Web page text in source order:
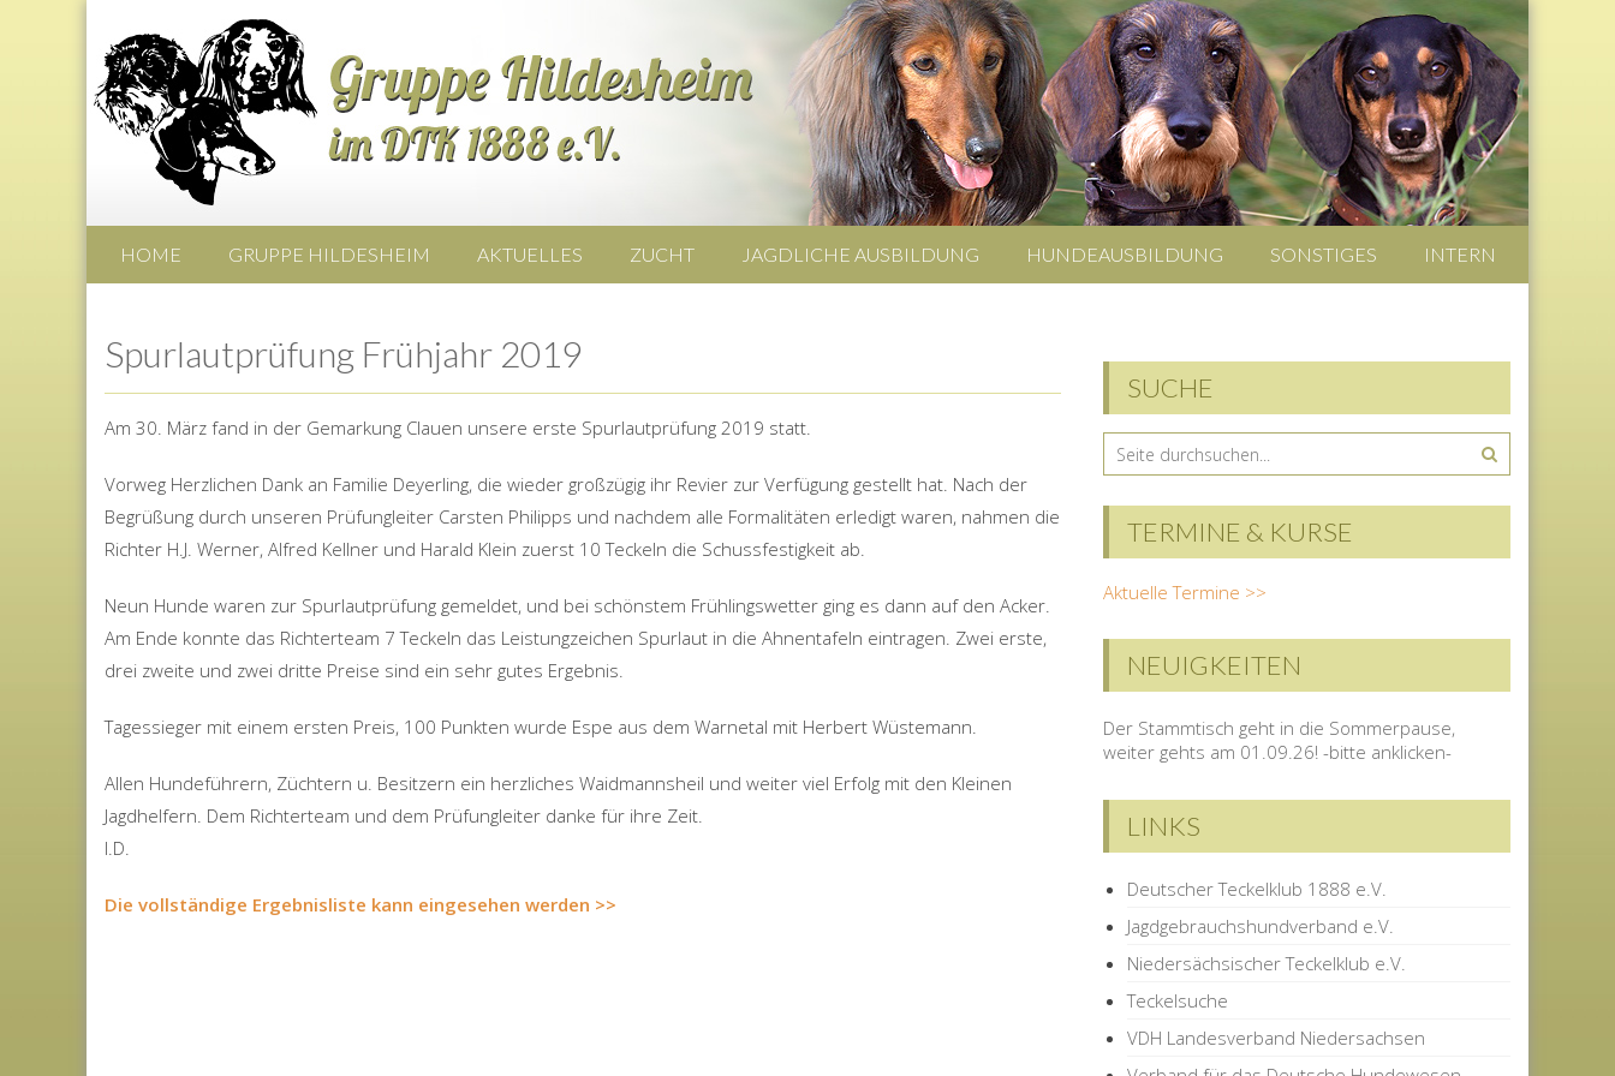
HOME GRUPPE HILDESHEIM AKTUELLES ZUCHT JAGDLICHE AUSBILDUNG HUNDEAUSBILDUNG SONSTIGES INTERN
Spurlautprüfung Frühjahr 2019
Am 30. März fand in der Gemarkung Clauen unsere erste Spurlautprüfung 2019 statt.
Vorweg Herzlichen Dank an Familie Deyerling, die wieder großzügig ihr Revier zur Verfügung gestellt hat. Nach der
Begrüßung durch unseren Prüfungleiter Carsten Philipps und nachdem alle Formalitäten erledigt waren, nahmen die
Richter H.J. Werner, Alfred Kellner und Harald Klein zuerst 10 Teckeln die Schussfestigkeit ab.
Neun Hunde waren zur Spurlautprüfung gemeldet, und bei schönstem Frühlingswetter ging es dann auf den Acker.
Am Ende konnte das Richterteam 7 Teckeln das Leistungzeichen Spurlaut in die Ahnentafeln eintragen. Zwei erste,
drei zweite und zwei dritte Preise sind ein sehr gutes Ergebnis.
Tagessieger mit einem ersten Preis, 100 Punkten wurde Espe aus dem Warnetal mit Herbert Wüstemann.
Allen Hundeführern, Züchtern u. Besitzern ein herzliches Waidmannsheil und weiter viel Erfolg mit den Kleinen
Jagdhelfern. Dem Richterteam und dem Prüfungleiter danke für ihre Zeit.
I.D.
Die vollständige Ergebnisliste kann eingesehen werden >>
SUCHE
TERMINE & KURSE
Aktuelle Termine >>
NEUIGKEITEN
Der Stammtisch geht in die Sommerpause,
weiter gehts am 01.09.26! -bitte anklicken-
LINKS
Deutscher Teckelklub 1888 e.V.
Jagdgebrauchshundverband e.V.
Niedersächsischer Teckelklub e.V.
Teckelsuche
VDH Landesverband Niedersachsen